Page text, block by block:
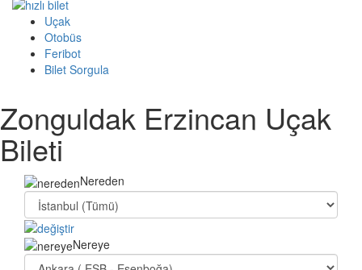
Uçak
Otobüs
Feribot
Bilet Sorgula
Zonguldak Erzincan Uçak
Bileti
Nereden
Nereye